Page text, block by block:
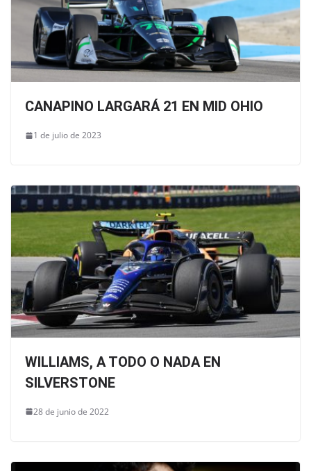
CANAPINO LARGARÁ 21 EN MID OHIO
1 de julio de 2023
WILLIAMS, A TODO O NADA EN
SILVERSTONE
28 de junio de 2022